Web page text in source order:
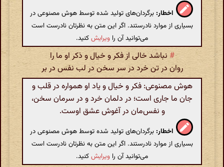
اخطار: برگردان‌های تولید شده توسط هوش مصنوعی در
بسیاری از موارد نادرستند. اگر این متن به نظرتان نادرست است
می‌توانید آن را ویرایشکنید.
# نباشد خالی از فکر و خیال و ذکر او ما را
روان در تن خرد در سر سخن در لب نفس در بر
هوش مصنوعی: فکر و خیال و یاد او همواره در قلب و
جان ما جاری است؛ در دلمان خرد و در سرمان سخن،
و نفس‌مان در آغوش عشق اوست.
اخطار: برگردان‌های تولید شده توسط هوش مصنوعی در
بسیاری از موارد نادرستند. اگر این متن به نظرتان نادرست است
می‌توانید آن را ویرایشکنید.